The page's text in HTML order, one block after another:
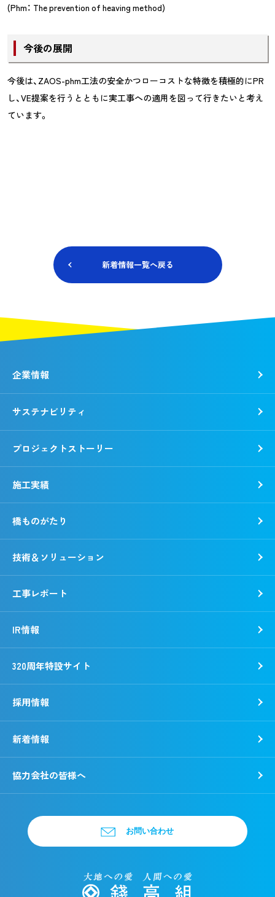
(Phm： The prevention of heaving method)
今後の展開
今後は、ZAOS-phm工法の安全かつローコストな特徴を積極的にPR
し、VE提案を行うとともに実工事への適用を図って行きたいと考え
ています。
新着情報一覧へ戻る
企業情報
各種方針
沿革
「銭形平次」誕生秘話
サステナビリティ
CSR報告書
社会
プロジェクトストーリー
施工実績
橋ものがたり
技術＆ソリューション
工事レポート
IR情報
320周年特設サイト
採用情報
新着情報
協力会社の皆様へ
お問い合わせ